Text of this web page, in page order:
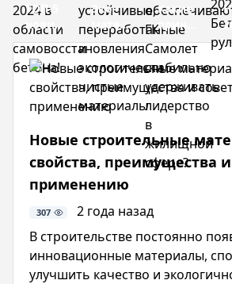
ТОП-5
новинок
2024 в
области
самовосстановления
бетона!
Эко-
материалы:
устойчивые,
переработанные
и
экологически
чистые
материалы
Какие
принципы
ГК
Самолет
стабильно
удерживать
в
жилищной
сфере?
Новые строительные
свойства, преимущества
применению
307
2 года назад
В строительстве постоянно
инновационные материалы,
улучшить качество и